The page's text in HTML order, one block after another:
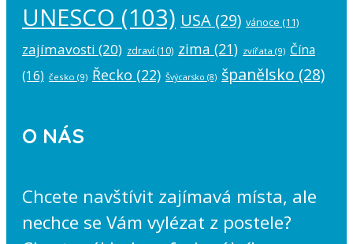
UNESCO (103) USA (29) vánoce (11)
zajímavosti (20) zdraví (10) zima (21) zvířata (9) Čína
(16) česko (9) Řecko (22) Švýcarsko (8) španělsko (28)
O NÁS
Chcete navštívit zajímavá místa, ale
nechce se Vám vylézat z postele?